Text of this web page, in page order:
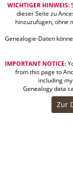
WICHTIGER HINWEIS:
dieser Seite zu
hinzuzufügen, ohne
Genealogie-Daten
IMPORTANT NOTICE:
from this page to
including
Genealogy data
Zur